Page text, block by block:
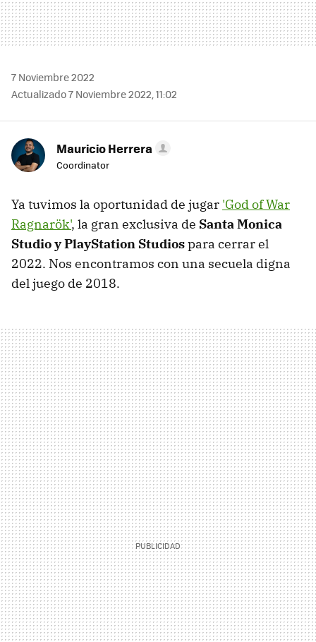
7 Noviembre 2022
Actualizado 7 Noviembre 2022, 11:02
Mauricio Herrera
Coordinator
Ya tuvimos la oportunidad de jugar 'God of War
Ragnarök', la gran exclusiva de Santa Monica
Studio y PlayStation Studiospara cerrar el
2022. Nos encontramos con una secuela digna
del juego de 2018.